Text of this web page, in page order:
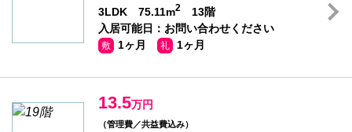
3LDK 75.11m2
13階
入居可能日：お問い合わせください
敷 1ヶ月 礼 1ヶ月
13.5万円
（管理費／共益費込み）